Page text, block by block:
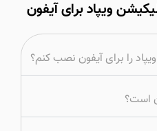
ویپاد برای آیفون
را برای آیفون نصب کنم؟
است؟